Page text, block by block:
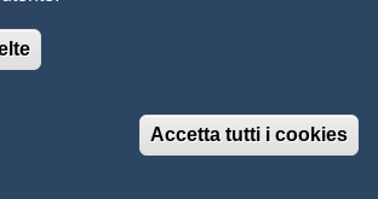
FORNITURA E POSA UPS 2000A 20000W
AUT. 10 MIN PIANO AMMEZZATO
INTERVENTO SU POMPA PC3 CIRCUITO
Accetta tutti i cookies